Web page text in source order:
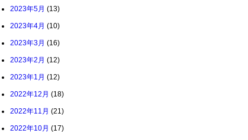
2023年5月 (13)
2023年4月 (10)
2023年3月 (16)
2023年2月 (12)
2023年1月 (12)
2022年12月 (18)
2022年11月 (21)
2022年10月 (17)